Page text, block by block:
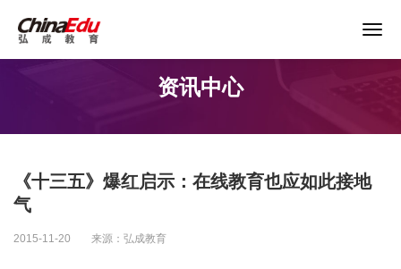
企业培训
资讯中心
《十三五》爆红启示：在线教育也应如此接地
气
2015-11-20 来源：弘成教育